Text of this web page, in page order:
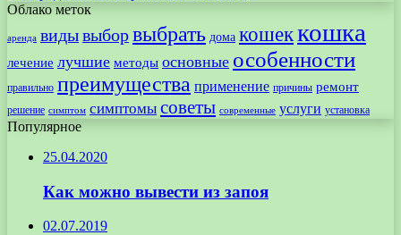
Облако меток
аренда видывыборвыбрать дома кошеккошка
лечение лучшие методы основные особенности
правильно преимущества применение причины ремонт
решение симптом симптомы советы современные услуги установка
Популярное
25.04.2020
Как можно вывести из запоя
02.07.2019